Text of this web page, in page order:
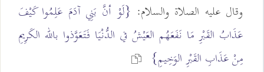
وقال عليه الصلاة والسلام: {لَوْ أنَّ بَنِي آدَمَ عَلِمُوا كَيْفَ
عَذَابُ القَبْرِ مَا نَفَعَهُم العَيْشُ في الدُّنْيَا فَتَعَوَّذوا بالله الكَرِيمِ
مِنْ عَذَابِ القَبْرِ الوَخِيمِ}